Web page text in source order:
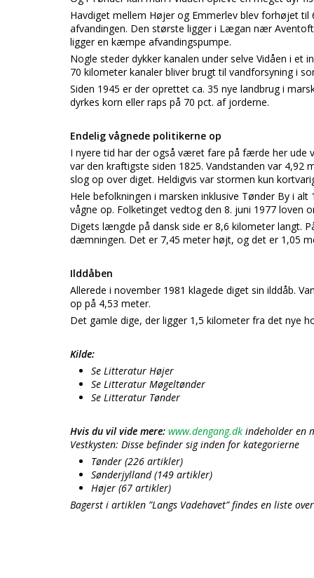
Havdiget mellem Højer og Emmerlev blev forhøjet
afvandingen. Den største ligger i Lægan nær
ligger en kæmpe afvandingspumpe.
Nogle steder dykker kanalen under selve Vidåen i et
70 kilometer kanaler bliver brugt til vandforsyning i
Siden 1945 er der oprettet ca. 35 nye landbrug i
dyrkes korn eller raps på 70 pct. af jorderne.
Endelig vågnede politikerne op
I nyere tid har der også været fare på færde her ude
var den kraftigste siden 1825. Vandstanden var 4,92
slog op over diget. Heldigvis var stormen kun
Hele befolkningen i marsken inklusive Tønder By i
vågne op. Folketinget vedtog den 8. juni 1977 loven
Digets længde på dansk side er 8,6 kilometer langt.
dæmningen. Det er 7,45 meter højt, og det er 1,05
Ilddåben
Allerede i november 1981 klagede diget sin ilddåb.
op på 4,53 meter.
Det gamle dige, der ligger 1,5 kilometer fra det nye
Kilde:
Se Litteratur Højer
Se Litteratur Møgeltønder
Se Litteratur Tønder
Hvis du vil vide mere: www.dengang.dk indeholder en
Vestkysten: Disse befinder sig inden for kategorierne
Tønder (226 artikler)
Sønderjylland (149 artikler)
Højer (67 artikler)
Bagerst i artiklen ”Langs Vadehavet” findes en liste